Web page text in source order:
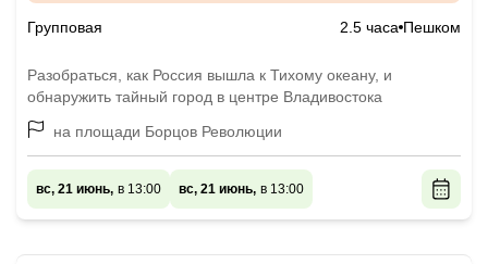
Групповая 2.5 часа Пешком
Разобраться, как Россия вышла к Тихому океану, и
обнаружить тайный город в центре Владивостока
на площади Борцов Революции
вс, 21 июнь, в 13:00 вс, 21 июнь, в 13:00